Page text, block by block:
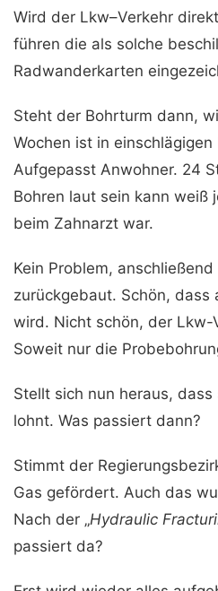
Wird der Lkw–Verkehr
führen die als solche
Radwanderkarten
Steht der Bohrturm dann,
Wochen ist in
Aufgepasst Anwohner. 24
Bohren laut sein kann weiß
beim Zahnarzt war.
Kein Problem,
zurückgebaut. Schön,
wird. Nicht schön, der Lkw-
Soweit nur die
Stellt sich nun heraus,
lohnt. Was passiert dann?
Stimmt der
Gas gefördert. Auch das
Nach der „Hydraulic
passiert da?